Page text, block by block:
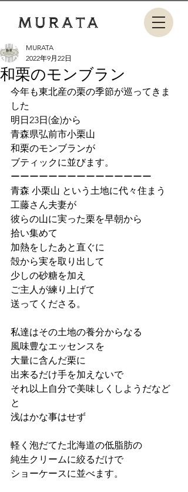
和栗のモンブラン
MURATA
2022年9月22日
今年も東北産の栗の季節が巡ってきま
した
明日23日(金)から
青森県弘前市小栗山
和栗のモンブランが
ブティックに並びます。
ーーーーーーーーーーーーーーー
青森 小栗山 という土地に代々住まう
工藤さん夫妻が
彼らの山に実った栗を早朝から
拾い集めて
加熱をしたあと直ぐに
殻から実を取り出して
少しの砂糖を加え
ご主人が練り上げて
送ってくださる。
私達はその土地の養分からなる
風味豊なエッセンスを
大量に含んだ栗に
出来るだけ手を加えないで
それ以上自分で美味しくしようだなど
と
浅はかな事はせず
軽く泡だてた北海道の低脂肪の
純生クリームに絞るだけで
ショーケースに並べます。